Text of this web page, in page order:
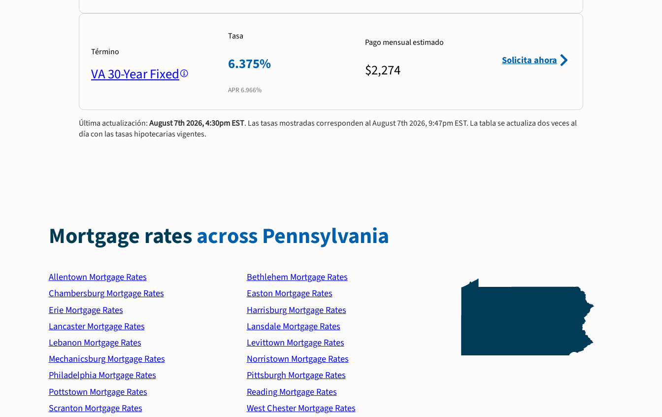
Término
VA 30-Year Fixed
Tasa
6.375%
APR 6.966%
Pago mensual estimado
$2,274
Solicita ahora
Última actualización:August 7th 2026, 4:30pm EST. Las tasas mostradas corresponden al August 7th 2026, 9:47pm EST. La tabla se actualiza dos veces al
día con las tasas hipotecarias vigentes.
Mortgage ratesacross Pennsylvania
Allentown Mortgage Rates
Bethlehem Mortgage Rates
Chambersburg Mortgage Rates
Easton Mortgage Rates
Erie Mortgage Rates
Harrisburg Mortgage Rates
Lancaster Mortgage Rates
Lansdale Mortgage Rates
Lebanon Mortgage Rates
Levittown Mortgage Rates
Mechanicsburg Mortgage Rates
Norristown Mortgage Rates
Philadelphia Mortgage Rates
Pittsburgh Mortgage Rates
Pottstown Mortgage Rates
Reading Mortgage Rates
Scranton Mortgage Rates
West Chester Mortgage Rates